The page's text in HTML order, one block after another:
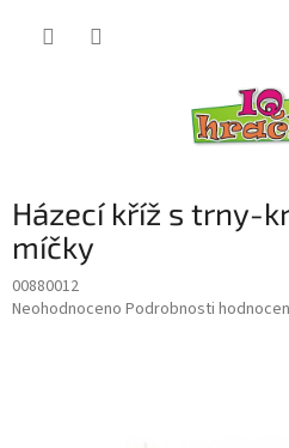
Házecí kříž s trny-
míčky
00880012
Průměrné
Neohodnoceno Podrobnosti